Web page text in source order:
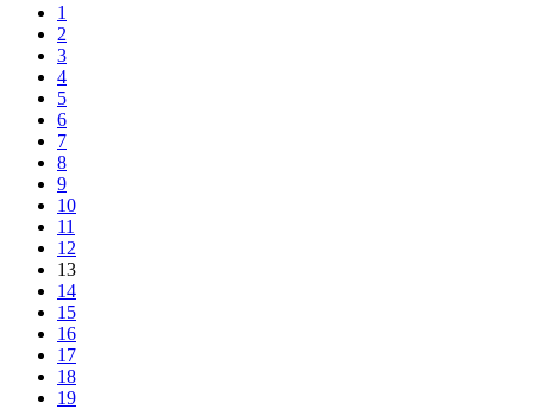
1
2
3
4
5
6
7
8
9
10
11
12
13
14
15
16
17
18
19